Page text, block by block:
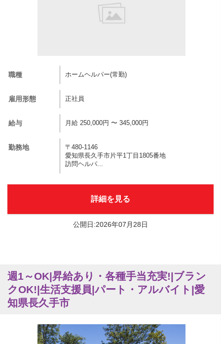
職種 ホームヘルパー(常勤)
雇用形態 正社員
給与 月給 250,000円 〜 345,000円
勤務地
〒480-1146
愛知県長久手市片平1丁目1805番地
訪問ヘルパ...
詳細を見る
公開日:2026年07月28日
週1～OK|昇給あり・各種手当充実!|ブラン
クOK!|生活支援員|パート・アルバイト|愛
知県長久手市